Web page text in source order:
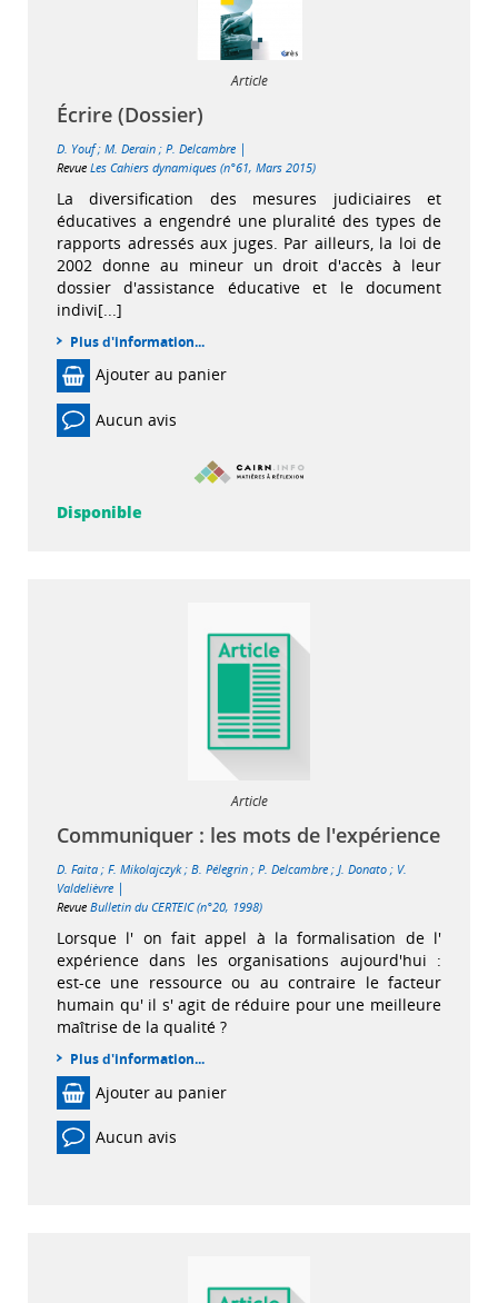
Article
Écrire (Dossier)
D. Youf; M. Derain ; P. Delcambre |
Revue Les Cahiers dynamiques (n°61, Mars 2015)
La diversification des mesures judiciaires et
éducatives a engendré une pluralité des types de
rapports adressés aux juges. Par ailleurs, la loi de
2002 donne au mineur un droit d'accès à leur
dossier d'assistance éducative et le document
indivi[...]
Plus d'information...
Ajouter au panier
Aucun avis
Disponible
Article
Communiquer : les mots de l'expérience
D. Faita ; F. Mikolajczyk; B. Pélegrin ; P. Delcambre ; J. Donato ; V.
Valdelièvre |
Revue Bulletin du CERTEIC (n°20, 1998)
Lorsque l' on fait appel à la formalisation de l'
expérience dans les organisations aujourd'hui :
est-ce une ressource ou au contraire le facteur
humain qu' il s' agit de réduire pour une meilleure
maîtrise de la qualité ?
Plus d'information...
Ajouter au panier
Aucun avis